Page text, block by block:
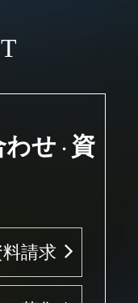
わせ ・ 資
請求